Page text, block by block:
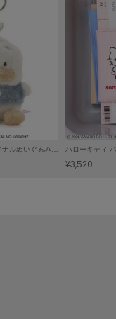
ハローキティ
¥3,520